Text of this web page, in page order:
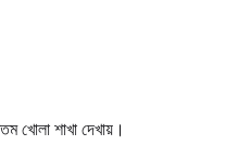
খোলা শাখা দেখায়।